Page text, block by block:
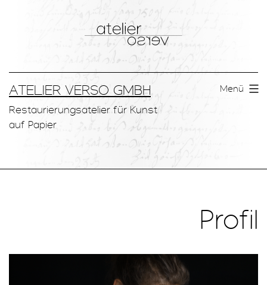
ATELIER VERSO GMBH
Restaurierungsatelier für Kunst
auf Papier
Menü
Profil